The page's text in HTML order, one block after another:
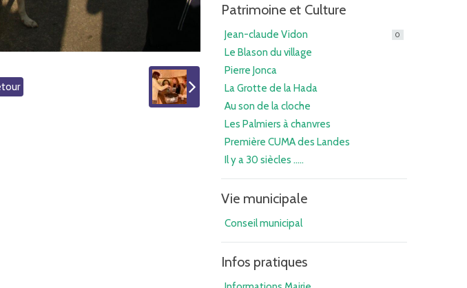
Patrimoine et Culture
Jean-claude Vidon 0
Le Blason du village
Pierre Jonca
La Grotte de la Hada
Au son de la cloche
Les Palmiers à chanvres
Première CUMA des Landes
Il y a 30 siècles .....
Vie municipale
Conseil municipal
Infos pratiques